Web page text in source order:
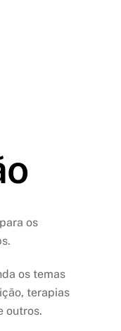
os
os temas
terapias
outros.